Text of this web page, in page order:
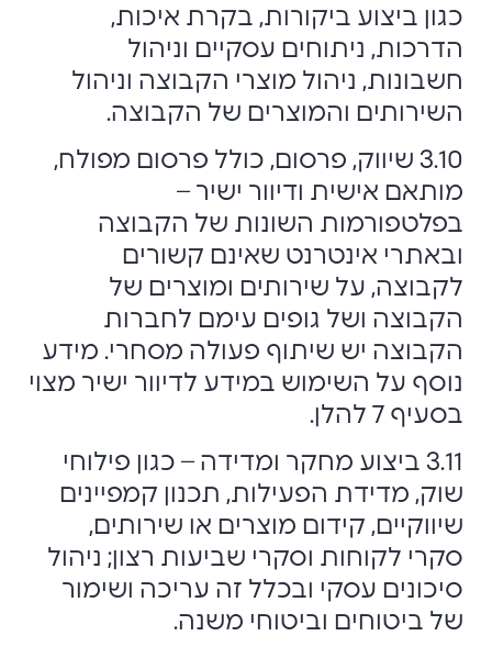
כגון ביצוע ביקורות, בקרת איכות,
הדרכות, ניתוחים עסקיים וניהול
חשבונות, ניהול מוצרי הקבוצה וניהול
השירותים והמוצרים של הקבוצה.
3.10 שיווק, פרסום, כולל פרסום מפולח,
מותאם אישית ודיוור ישיר –
בפלטפורמות השונות של הקבוצה
ובאתרי אינטרנט שאינם קשורים
לקבוצה, על שירותים ומוצרים של
הקבוצה ושל גופים עימם לחברות
הקבוצה יש שיתוף פעולה מסחרי. מידע
נוסף על השימוש במידע לדיוור ישיר מצוי
בסעיף 7 להלן.
3.11 ביצוע מחקר ומדידה – כגון פילוחי
שוק, מדידת הפעילות, תכנון קמפיינים
שיווקיים, קידום מוצרים או שירותים,
סקרי לקוחות וסקרי שביעות רצון; ניהול
סיכונים עסקי ובכלל זה עריכה ושימור
של ביטוחים וביטוחי משנה.